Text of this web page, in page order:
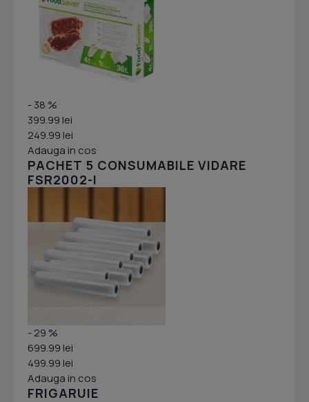
- 38 %
399.99 lei
249.99 lei
Adauga in cos
PACHET 5 CONSUMABILE VIDARE
FSR2002-I
- 29 %
699.99 lei
499.99 lei
Adauga in cos
FRIGARUIE